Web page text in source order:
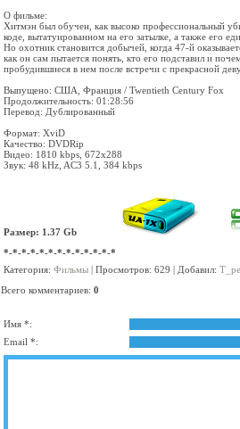
О фильме:
Хитмэн был обучен, как высоко профессиональный
коде, вытатуированном на его затылке, а также его
Но охотник становится добычей, когда 47-й
как он сам пытается понять, кто его подставил и
пробудившиеся в нем после встречи с прекрасной
Выпущено: США, Франция / Twentieth Century Fox
Продолжительность: 01:28:56
Перевод: Дублированный
Формат: XviD
Качество: DVDRip
Видео: 1810 kbps, 672x288
Звук: 48 kHz, AC3 5.1, 384 kbps
Размер: 1.37 Gb
*-*-*-*-*-*-*-*-*-*-*-*-*
Категория: Фильмы | Просмотров: 629 | Добавил:
Всего комментариев: 0
Имя *:
Email *: